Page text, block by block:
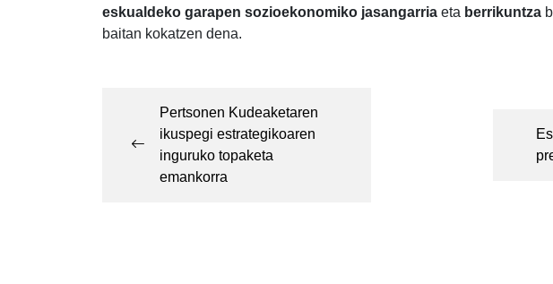
eskualdeko garapen sozioekonomiko jasangarria eta berrikuntza
baitan kokatzen dena.
navigation
Pertsonen Kudeaketaren
ikuspegi estrategikoaren
inguruko topaketa
emankorra